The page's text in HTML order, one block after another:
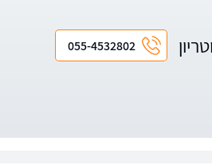
055-4532802